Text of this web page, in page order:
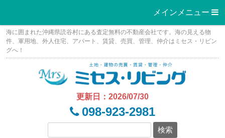
メインメニュー 
Skip
content
海に囲まれた沖縄県読谷村にある査定無料の不動産会社です。海の見える物
件、軍用地、外人住宅、アパート、賃貸、売買、管理、仲介はミセス・リビン
グへ！
更新日：2026/07/30
098-923-2981